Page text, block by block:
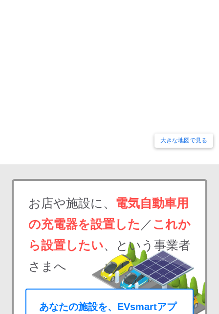
大きな地図で見る
お店や施設に、 電気自動車用
の充電器を設置した ／ これか
ら設置したい、という事業者
さまへ
あなたの施設を、EVsmartアプ